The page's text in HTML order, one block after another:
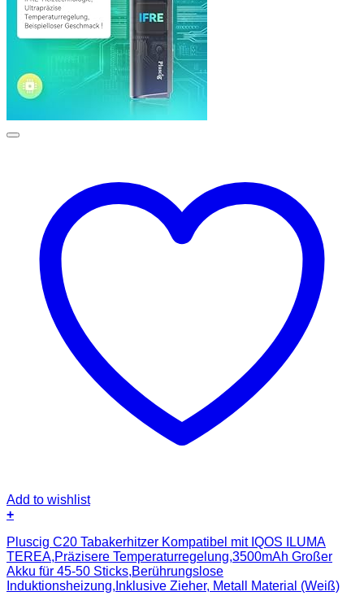
Add to wishlist
+
Pluscig C20 Tabakerhitzer Kompatibel mit IQOS ILUMA
TEREA,Präzisere Temperaturregelung,3500mAh Großer
Akku für 45-50 Sticks,Berührungslose
Induktionsheizung,Inklusive Zieher, Metall Material (Weiß)